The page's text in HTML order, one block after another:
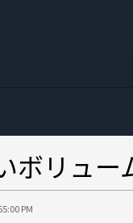
ボリュー
PM